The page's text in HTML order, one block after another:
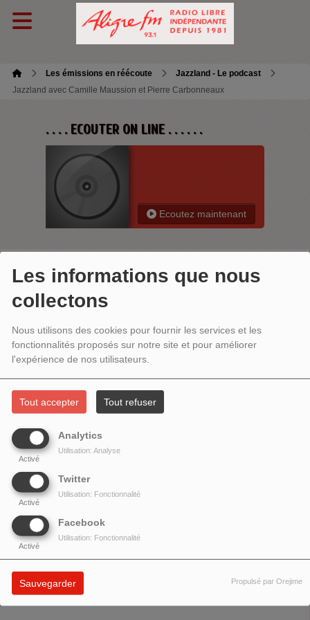
Les informations que nous
collectons
Nous utilisons des cookies pour fournir les services et les
fonctionnalités proposés sur notre site et pour améliorer
l'expérience de nos utilisateurs.
Tout accepter Tout refuser
Analytics
Activé
Utilisation: Analyse
Twitter
Activé
Utilisation: Fonctionnalité
Facebook
Activé
Utilisation: Fonctionnalité
Sauvegarder Propulsé par Orejime
Les émissions en réécoute
Jazzland - Le podcast
Jazzland avec Camille Maussion et Pierre Carbonneaux
. . . . ECOUTER ON LINE . . . . . .
Ecoutez maintenant
JAZZLAND AVEC CAMILLE
MAUSSION ET PIERRE
CARBONNEAUX